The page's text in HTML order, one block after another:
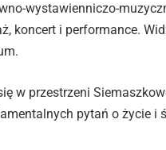
wystawienniczo-
koncert i performance.
w przestrzeni
pytań o życie i